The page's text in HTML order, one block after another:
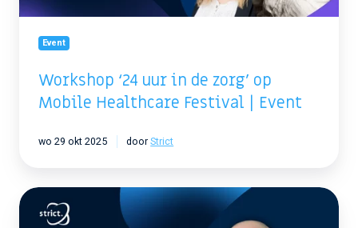
Festival
EventEvent
Workshop ‘24 uur in de zorg’ op
Mobile Healthcare Festival | Event
wo 29 okt 2025 doorStrict
EGO2ECO
Congres: